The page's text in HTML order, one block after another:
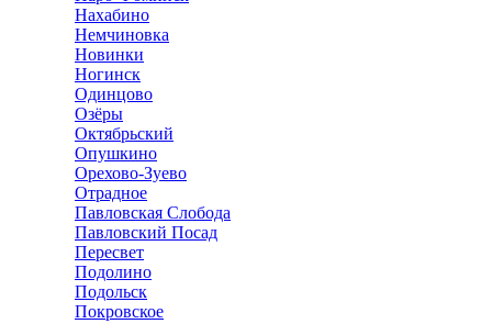
Нахабино
Немчиновка
Новинки
Ногинск
Одинцово
Озёры
Октябрьский
Опушкино
Орехово-Зуево
Отрадное
Павловская Слобода
Павловский Посад
Пересвет
Подолино
Подольск
Покровское